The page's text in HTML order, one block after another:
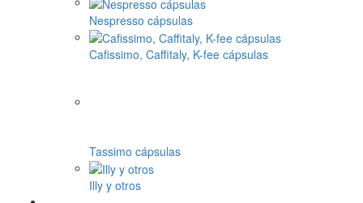
Nespresso cápsulas
Cafissimo, Caffitaly, K-fee cápsulas
Tassimo cápsulas
Illy y otros